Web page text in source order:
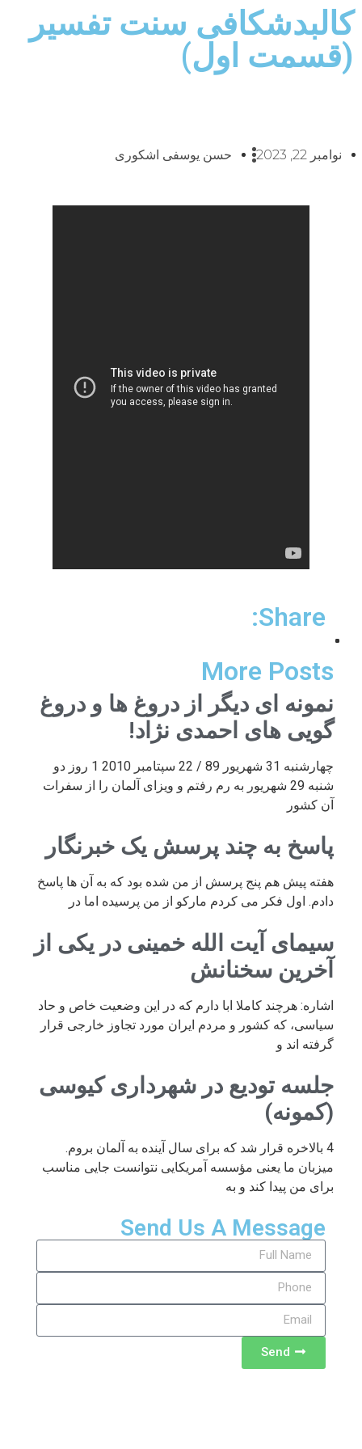
کالبدشکافی سنت تفسیر
(قسمت اول)
نوامبر 22, 2023 حسن یوسفی اشکوری
Share:
More Posts
نمونه ای دیگر از دروغ ها و دروغ
گویی های احمدی نژاد!
چهارشنبه 31 شهریور 89 / 22 سپتامبر 2010 1 روز دو
شنبه 29 شهریور به رم رفتم و ویزای آلمان را از سفرات
آن کشور
پاسخ به چند پرسش یک خبرنگار
هفته پیش هم پنج پرسش از من شده بود که به آن ها پاسخ
دادم. اول فکر می کردم مارکو از من پرسیده اما در
سیمای آیت الله خمینی در یکی از
آخرین سخنانش
اشاره: هرچند کاملا ابا دارم که در این وضعیت خاص و حاد
سیاسی، که کشور و مردم ایران مورد تجاوز خارجی قرار
گرفته اند و
جلسه تودیع در شهرداری کیوسی
(کمونه)
4 بالاخره قرار شد که برای سال آینده به آلمان بروم.
میزبان ما یعنی مؤسسه آمریکایی نتوانست جایی مناسب
برای من پیدا کند و به
Send Us A Message
Send